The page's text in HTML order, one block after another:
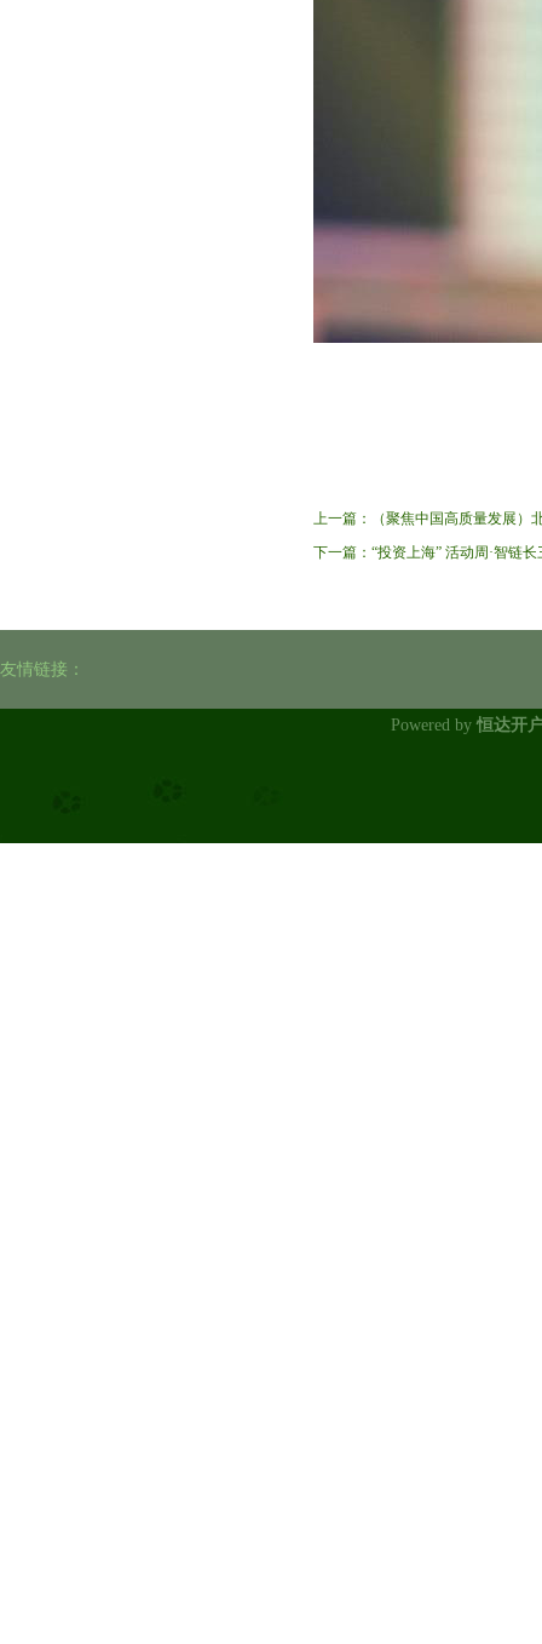
上一篇：
（聚焦中国高质量发展）
下一篇： “投资上海” 活动周·智链
友情链接：
Powered by恒达开